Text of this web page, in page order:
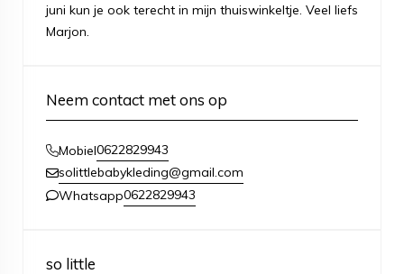
juni kun je ook terecht in mijn thuiswinkeltje. Veel liefs
Marjon.
Neem contact met ons op
Mobiel0622829943
solittlebabykleding@gmail.com
Whatsapp0622829943
so little